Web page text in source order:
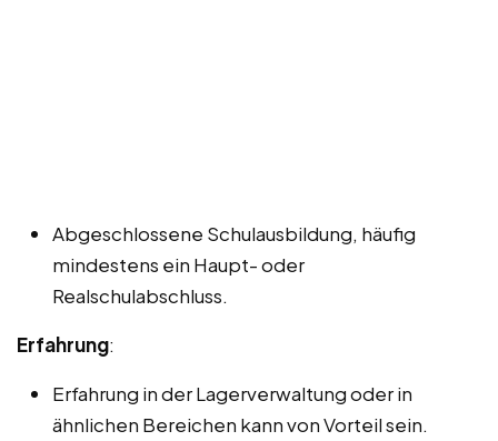
Abgeschlossene Schulausbildung, häufig
mindestens ein Haupt- oder
Realschulabschluss.
Erfahrung:
Erfahrung in der Lagerverwaltung oder in
ähnlichen Bereichen kann von Vorteil sein.